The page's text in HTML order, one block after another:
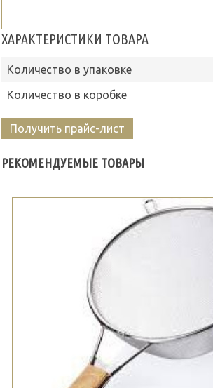
ХАРАКТЕРИСТИКИ ТОВАРА
Количество в упаковке
Количество в коробке
Получить прайс-лист
РЕКОМЕНДУЕМЫЕ ТОВАРЫ